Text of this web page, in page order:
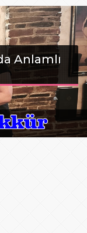
Anlamlı